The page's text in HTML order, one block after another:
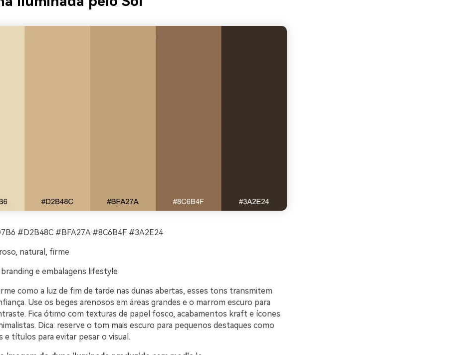
#D2B48C #BFA27A #8C6B4F #3A2E24
natural, firme
e embalagens lifestyle
como a luz de fim de tarde nas dunas abertas, esses tons transmitem
Use os beges arenosos em áreas grandes e o marrom escuro para
Fica ótimo com texturas de papel fosco, acabamentos kraft e ícones
Dica: reserve o tom mais escuro para pequenos destaques como
e títulos para evitar pesar o visual.